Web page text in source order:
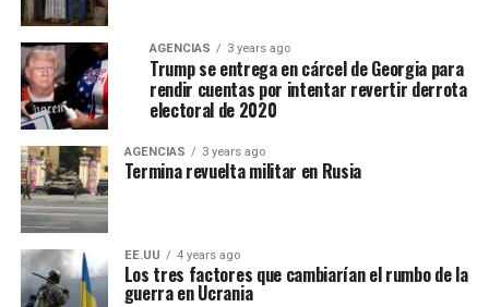
AGENCIAS 3 years ago
Trump se entrega en cárcel de Georgia para
rendir cuentas por intentar revertir derrota
electoral de 2020
AGENCIAS 3 years ago
Termina revuelta militar en Rusia
EE.UU 4 years ago
Los tres factores que cambiarían el rumbo de la
guerra en Ucrania